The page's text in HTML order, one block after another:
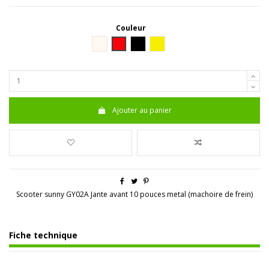
Couleur
Ajouter au panier
Scooter sunny GY02A Jante avant 10 pouces metal (machoire de frein)
Fiche technique